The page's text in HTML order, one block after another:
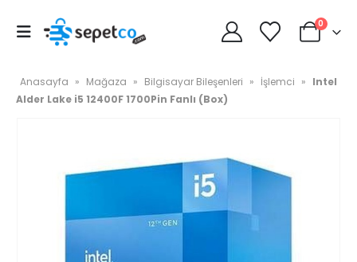
0
Anasayfa » Mağaza » Bilgisayar Bileşenleri » İşlemci » Intel
Alder Lake i5 12400F 1700Pin Fanlı (Box)